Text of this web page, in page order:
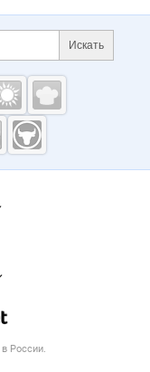
по сайту и
Искать
России.
данных